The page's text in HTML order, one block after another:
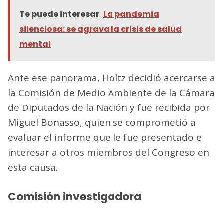
Te puede interesar La pandemia
silenciosa: se agrava la crisis de salud
mental
Ante ese panorama, Holtz decidió acercarse a
la Comisión de Medio Ambiente de la Cámara
de Diputados de la Nación y fue recibida por
Miguel Bonasso, quien se comprometió a
evaluar el informe que le fue presentado e
interesar a otros miembros del Congreso en
esta causa.
Comisión investigadora